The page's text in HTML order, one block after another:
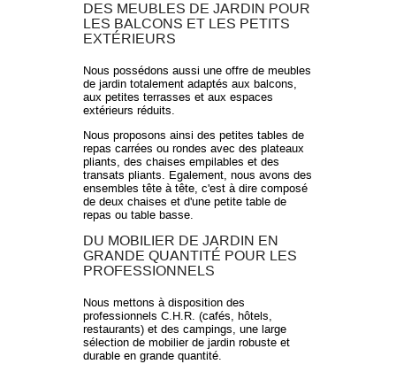
DES MEUBLES DE JARDIN POUR
LES BALCONS ET LES PETITS
EXTÉRIEURS
Nous possédons aussi une offre de meubles
de jardin totalement adaptés aux balcons,
aux petites terrasses et aux espaces
extérieurs réduits.
Nous proposons ainsi des petites tables de
repas carrées ou rondes avec des plateaux
pliants, des chaises empilables et des
transats pliants. Egalement, nous avons des
ensembles tête à tête, c'est à dire composé
de deux chaises et d'une petite table de
repas ou table basse.
DU MOBILIER DE JARDIN EN
GRANDE QUANTITÉ POUR LES
PROFESSIONNELS
Nous mettons à disposition des
professionnels C.H.R. (cafés, hôtels,
restaurants) et des campings, une large
sélection de mobilier de jardin robuste et
durable en grande quantité.